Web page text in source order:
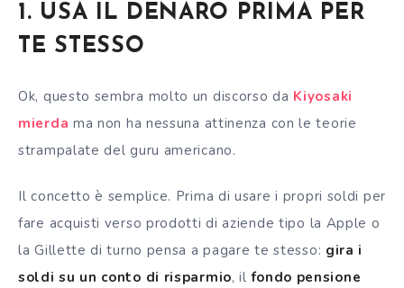
1. USA IL DENARO PRIMA PER
TE STESSO
Ok, questo sembra molto un discorso da Kiyosaki
mierda ma non ha nessuna attinenza con le teorie
strampalate del guru americano.
Il concetto è semplice. Prima di usare i propri soldi per
fare acquisti verso prodotti di aziende tipo la Apple o
la Gillette di turno pensa a pagare te stesso: gira i
soldi su un conto di risparmio, ilfondo pensione